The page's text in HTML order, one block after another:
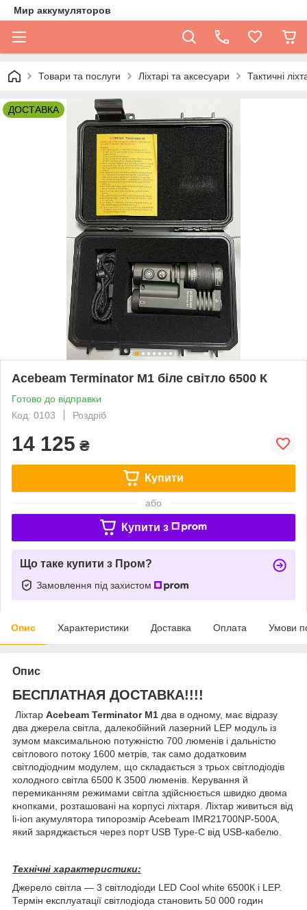
Мир аккумуляторов
Товари та послуги Ліхтарі та аксесуари Тактичні
ДОСТАВКА
Acebeam Terminator M1 біле світло 6500 К
Готово до відправки
Код: 0103
Роздріб
14 125 ₴
Купити
або
Купити з
Що таке купити з Пром?
Замовлення під захистом
Опис Характеристики Доставка Оплата Умови
Опис
БЕСПЛАТНАЯ ДОСТАВКА!!!!
Ліхтар Acebeam Terminator M1 два в одному, має відразу
два джерела світла, далекобійний лазерний LEP модуль із
зумом максимальною потужністю 700 люменів і дальністю
світлового потоку 1600 метрів, так само додатковим
світлодіодним модулем, що складається з трьох світлодіодів
холодного світла 6500 К 3500 люменів. Керування й
перемиканням режимами світла здійснюється швидко двома
кнопками, розташовані на корпусі ліхтаря. Ліхтар живиться від
li-ion акумулятора типорозмір Acebeam IMR21700NP-500A,
який заряджається через порт USB Type-C від USB-кабелю.
Технічні характеристики:
Джерело світла — 3 світлодіоди LED Cool white 6500К і LEP.
Термін експлуатації світлодіода становить 50 000 годин